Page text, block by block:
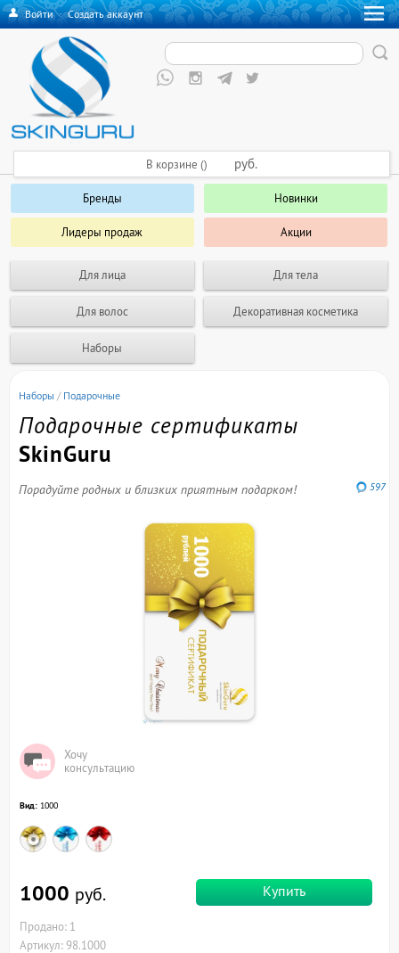
Войти·Создать аккаунт
Бренды Новинки
Лидеры продаж Акции
Для лица Для тела
Для волос Декоративная косметика
Наборы
В корзине () руб.
Наборы / Подарочные
Подарочные сертификаты
SkinGuru
597
Порадуйте родных и близких приятным подарком!
Хочу
консультацию
Вид: 1000
1000 руб. Купить
Продано: 1
Артикул: 98.1000